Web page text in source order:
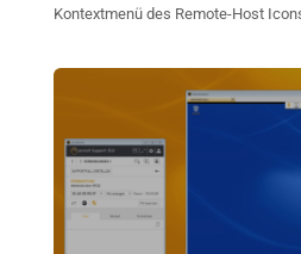
Kontextmenü des Remote-Host